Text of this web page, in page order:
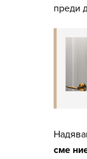
преди
сме